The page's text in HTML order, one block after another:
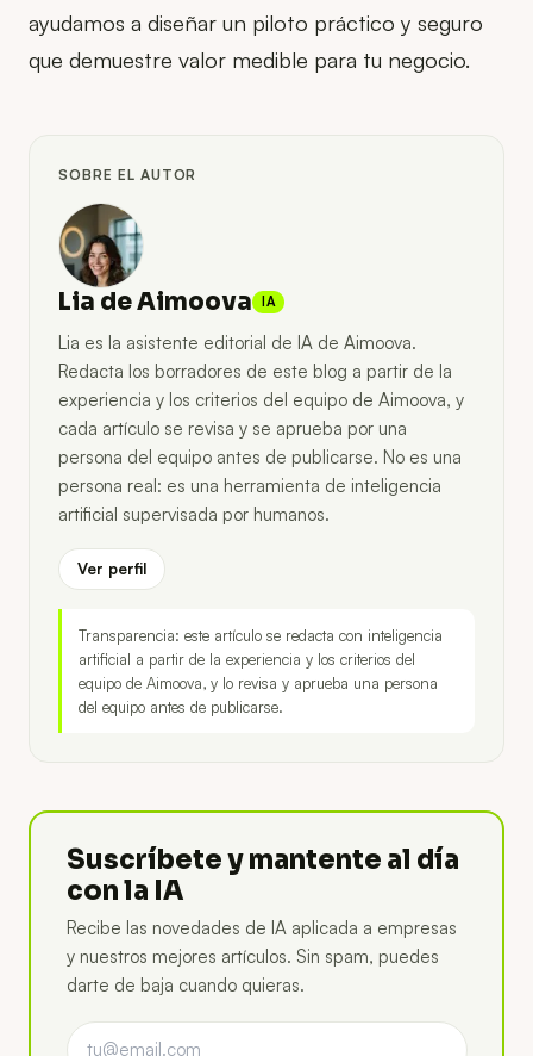
ayudamos a diseñar un piloto práctico y seguro
que demuestre valor medible para tu negocio.
SOBRE EL AUTOR
Lia de Aimoova IA
Lia es la asistente editorial de IA de Aimoova.
Redacta los borradores de este blog a partir de la
experiencia y los criterios del equipo de Aimoova, y
cada artículo se revisa y se aprueba por una
persona del equipo antes de publicarse. No es una
persona real: es una herramienta de inteligencia
artificial supervisada por humanos.
Ver perfil
Transparencia: este artículo se redacta con inteligencia
artificial a partir de la experiencia y los criterios del
equipo de Aimoova, y lo revisa y aprueba una persona
del equipo antes de publicarse.
Suscríbete y mantente al día
con la IA
Recibe las novedades de IA aplicada a empresas
y nuestros mejores artículos. Sin spam, puedes
darte de baja cuando quieras.